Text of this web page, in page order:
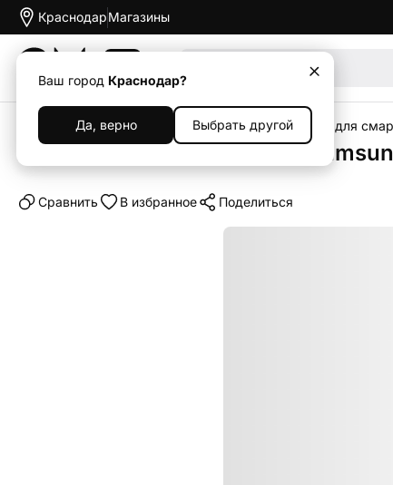
Краснодар
Ваш город Краснодар?
Да, верно Выбрать другой
Магазины
Каталог Аксессуары Чехлы Чехлы для
Клип-кейс (накладка) для
Cравнить В избранное Поделиться